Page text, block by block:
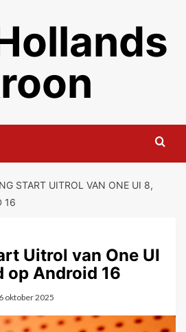
START UITROL VAN ONE UI 8,
16
Uitrol van One UI
op Android 16
oktober 2025